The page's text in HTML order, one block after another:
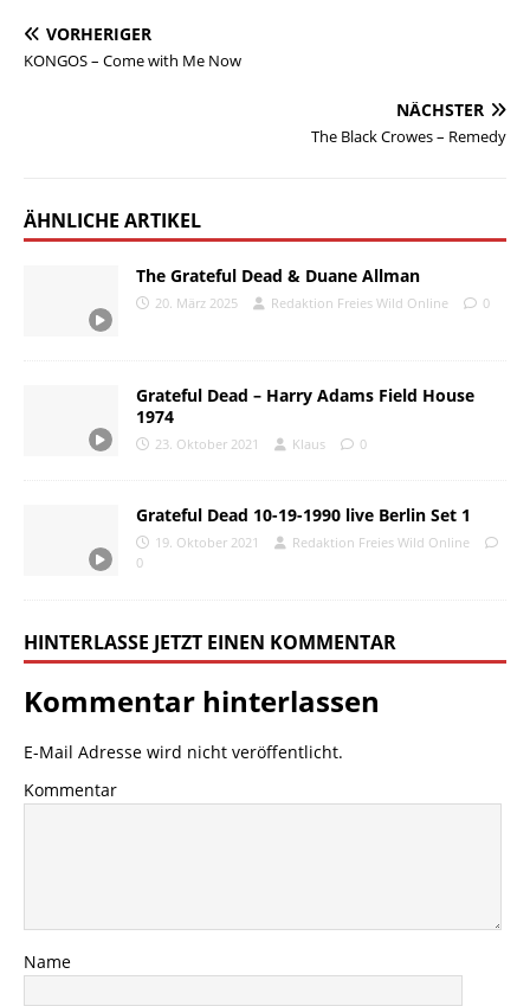
VORHERIGER
KONGOS – Come with Me Now
NÄCHSTER
The Black Crowes – Remedy
ÄHNLICHE ARTIKEL
The Grateful Dead & Duane Allman
20. März 2025 Redaktion Freies Wild Online 0
Grateful Dead – Harry Adams Field House
1974
23. Oktober 2021 Klaus 0
Grateful Dead 10-19-1990 live Berlin Set 1
19. Oktober 2021
Redaktion Freies Wild Online
0
HINTERLASSE JETZT EINEN KOMMENTAR
Kommentar hinterlassen
E-Mail Adresse wird nicht veröffentlicht.
Kommentar
Name